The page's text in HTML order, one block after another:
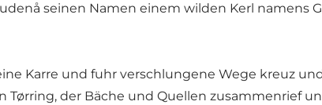
seinen Namen einem wilden Kerl namens
Karre und fuhr verschlungene Wege kreuz
der Bäche und Quellen zusammenrief